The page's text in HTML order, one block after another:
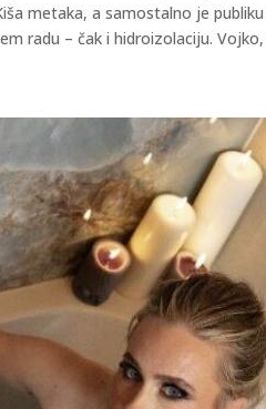
metaka, a samostalno je
radu – čak i hidroizolaciju.